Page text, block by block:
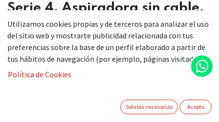
Serie 4, Aspiradora sin cable,
Flexxo Gen2 28Vmax, Blanco
BBH3ALL28
Funcionalidad 2 en 1. Accesorios integrados siempre al
esfuerzo. Todo perfectamente ordenado.
Utilizamos cookies propias y de terceros para analizar el uso
del sitio web y mostrarte publicidad relacionada con tus
preferencias sobre la base de un perfil elaborado a partir de
tus hábitos de navegación (por ejemplo, páginas visitadas).
Política de Cookies
Solo las necesarias Acepto